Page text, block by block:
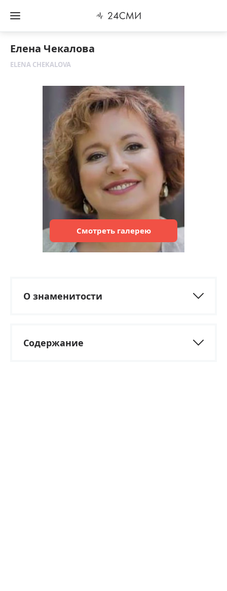
Елена Чекалова
ELENA CHEKALOVA
Смотреть галерею
О знаменитости
Содержание